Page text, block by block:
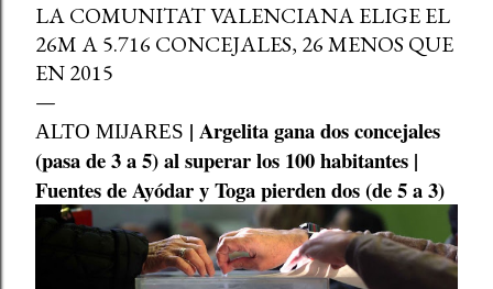
LA COMUNITAT VALENCIANA ELIGE EL
26M A 5.716 CONCEJALES, 26 MENOS QUE
EN 2015
ALTO MIJARES | Argelita gana dos concejales
(pasa de 3 a 5) al superar los 100 habitantes |
Fuentes de Ayódar y Toga pierden dos (de 5 a 3)